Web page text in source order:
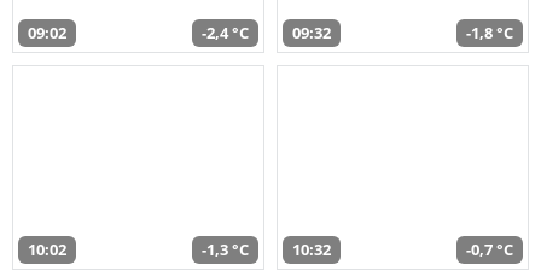
09:02 -2,4 °C 09:32 -1,8 °C
10:02 -1,3 °C 10:32 -0,7 °C